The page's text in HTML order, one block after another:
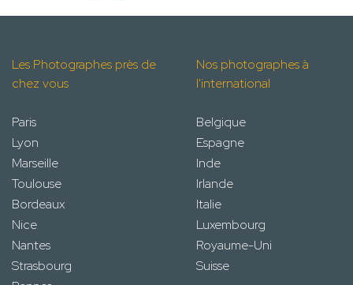
Les Photographes près de
chez vous
Paris
Lyon
Marseille
Toulouse
Bordeaux
Nice
Nantes
Strasbourg
Nos photographes à
l'international
Belgique
Espagne
Inde
Irlande
Italie
Luxembourg
Royaume-Uni
Suisse